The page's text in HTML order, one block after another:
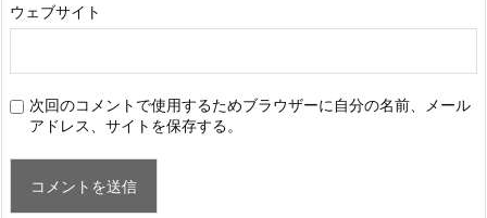
ウェブサイト
次回のコメントで使用するためブラウザーに自分の名前、メール
アドレス、サイトを保存する。